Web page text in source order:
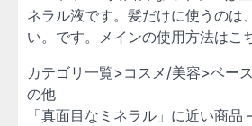
ネラル液です。髪だけに使うのは
い。です。メインの使用方法はこ
カテゴリ一覧>コスメ/美容>ベー
の他
「真面目なミネラル」に近い商品